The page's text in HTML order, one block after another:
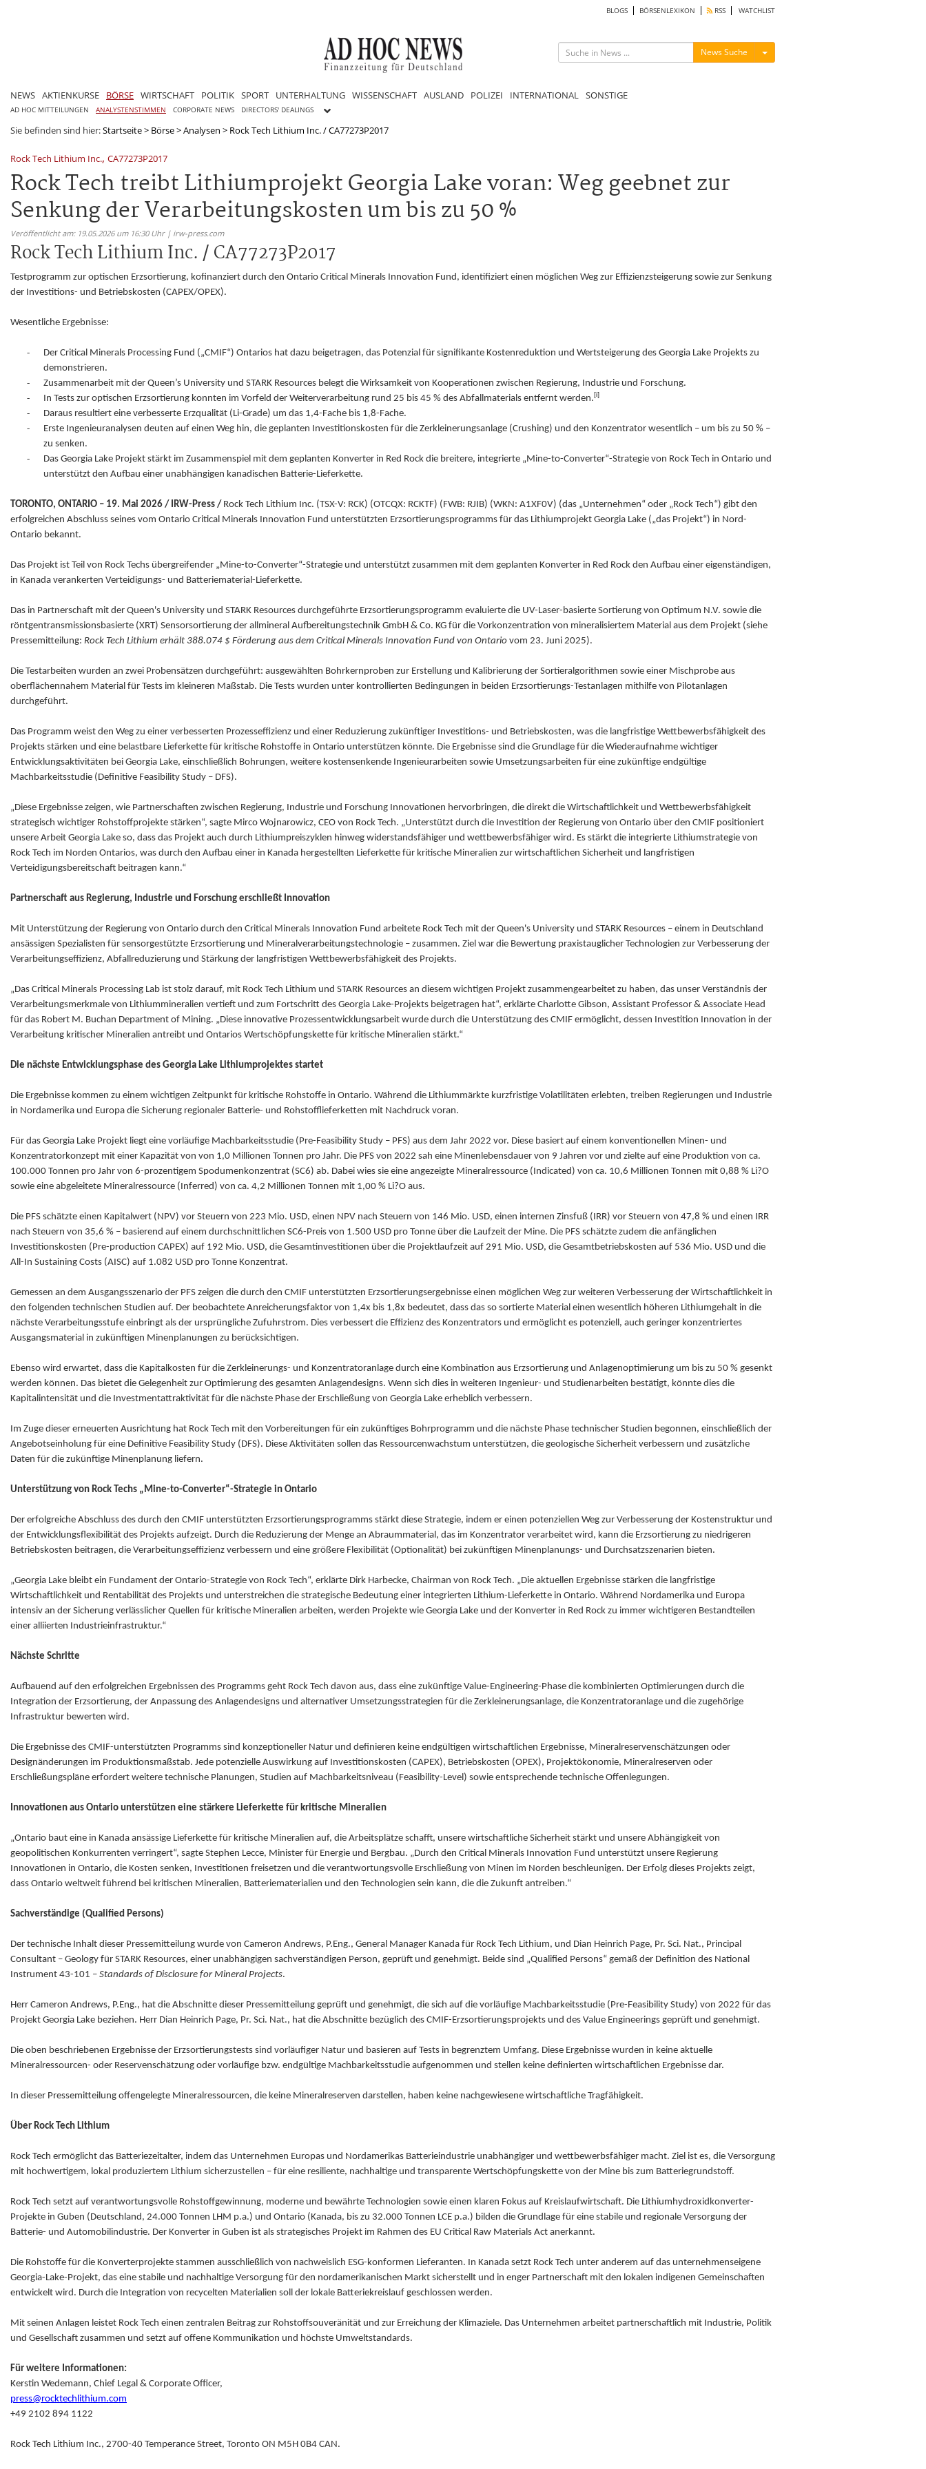
BLOGS BÖRSENLEXIKON RSS WATCHLIST
News Suche Menü ein-/ausblenden
NEWS AKTIENKURSE BÖRSE WIRTSCHAFT POLITIK SPORT UNTERHALTUNG WISSENSCHAFT AUSLAND POLIZEI INTERNATIONAL SONSTIGE
AD HOC MITTEILUNGEN ANALYSTENSTIMMEN CORPORATE NEWS DIRECTORS' DEALINGS
Sie befinden sind hier:Startseite> Börse>Analysen > Rock Tech Lithium Inc. / CA77273P2017
Rock Tech Lithium Inc., CA77273P2017
Rock Tech treibt Lithiumprojekt Georgia Lake voran: Weg geebnet zur
Senkung der Verarbeitungskosten um bis zu 50 %
Veröffentlicht am: 19.05.2026 um 16:30 Uhr | irw-press.com
Rock Tech Lithium Inc. / CA77273P2017
Testprogramm zur optischen Erzsortierung, kofinanziert durch den Ontario Critical Minerals Innovation Fund, identifiziert einen möglichen Weg zur Effizienzsteigerung sowie zur Senkung
der Investitions- und Betriebskosten (CAPEX/OPEX).
Wesentliche Ergebnisse:
-
Der Critical Minerals Processing Fund („CMIF“) Ontarios hat dazu beigetragen, das Potenzial für signifikante Kostenreduktion und Wertsteigerung des Georgia Lake Projekts zu
demonstrieren.
-
Zusammenarbeit mit der Queen’s University und STARK Resources belegt die Wirksamkeit von Kooperationen zwischen Regierung, Industrie und Forschung.
-
In Tests zur optischen Erzsortierung konnten im Vorfeld der Weiterverarbeitung rund 25 bis 45 % des Abfallmaterials entfernt werden. [i]
-
Daraus resultiert eine verbesserte Erzqualität (Li-Grade) um das 1,4-Fache bis 1,8-Fache.
-
Erste Ingenieuranalysen deuten auf einen Weg hin, die geplanten Investitionskosten für die Zerkleinerungsanlage (Crushing) und den Konzentrator wesentlich – um bis zu 50 % –
zu senken.
-
Das Georgia Lake Projekt stärkt im Zusammenspiel mit dem geplanten Konverter in Red Rock die breitere, integrierte „Mine-to-Converter“-Strategie von Rock Tech in Ontario und
unterstützt den Aufbau einer unabhängigen kanadischen Batterie-Lieferkette.
TORONTO, ONTARIO – 19. Mai 2026 / IRW-Press / Rock Tech Lithium Inc. (TSX-V: RCK) (OTCQX: RCKTF) (FWB: RJIB) (WKN: A1XF0V) (das „Unternehmen“ oder „Rock Tech“) gibt den
erfolgreichen Abschluss seines vom Ontario Critical Minerals Innovation Fund unterstützten Erzsortierungsprogramms für das Lithiumprojekt Georgia Lake („das Projekt“) in Nord-
Ontario bekannt.
Das Projekt ist Teil von Rock Techs übergreifender „Mine-to-Converter“-Strategie und unterstützt zusammen mit dem geplanten Konverter in Red Rock den Aufbau einer eigenständigen,
in Kanada verankerten Verteidigungs- und Batteriematerial-Lieferkette.
Das in Partnerschaft mit der Queen's University und STARK Resources durchgeführte Erzsortierungsprogramm evaluierte die UV-Laser-basierte Sortierung von Optimum N.V. sowie die
röntgentransmissionsbasierte (XRT) Sensorsortierung der allmineral Aufbereitungstechnik GmbH & Co. KG für die Vorkonzentration von mineralisiertem Material aus dem Projekt (siehe
Pressemitteilung: Rock Tech Lithium erhält 388.074 $ Förderung aus dem Critical Minerals Innovation Fund von Ontario vom 23. Juni 2025).
Die Testarbeiten wurden an zwei Probensätzen durchgeführt: ausgewählten Bohrkernproben zur Erstellung und Kalibrierung der Sortieralgorithmen sowie einer Mischprobe aus
oberflächennahem Material für Tests im kleineren Maßstab. Die Tests wurden unter kontrollierten Bedingungen in beiden Erzsortierungs-Testanlagen mithilfe von Pilotanlagen
durchgeführt.
Das Programm weist den Weg zu einer verbesserten Prozesseffizienz und einer Reduzierung zukünftiger Investitions- und Betriebskosten, was die langfristige Wettbewerbsfähigkeit des
Projekts stärken und eine belastbare Lieferkette für kritische Rohstoffe in Ontario unterstützen könnte. Die Ergebnisse sind die Grundlage für die Wiederaufnahme wichtiger
Entwicklungsaktivitäten bei Georgia Lake, einschließlich Bohrungen, weitere kostensenkende Ingenieurarbeiten sowie Umsetzungsarbeiten für eine zukünftige endgültige
Machbarkeitsstudie (Definitive Feasibility Study – DFS).
„Diese Ergebnisse zeigen, wie Partnerschaften zwischen Regierung, Industrie und Forschung Innovationen hervorbringen, die direkt die Wirtschaftlichkeit und Wettbewerbsfähigkeit
strategisch wichtiger Rohstoffprojekte stärken“, sagte Mirco Wojnarowicz, CEO von Rock Tech. „Unterstützt durch die Investition der Regierung von Ontario über den CMIF positioniert
unsere Arbeit Georgia Lake so, dass das Projekt auch durch Lithiumpreiszyklen hinweg widerstandsfähiger und wettbewerbsfähiger wird. Es stärkt die integrierte Lithiumstrategie von
Rock Tech im Norden Ontarios, was durch den Aufbau einer in Kanada hergestellten Lieferkette für kritische Mineralien zur wirtschaftlichen Sicherheit und langfristigen
Verteidigungsbereitschaft beitragen kann.“
Partnerschaft aus Regierung, Industrie und Forschung erschließt Innovation
Mit Unterstützung der Regierung von Ontario durch den Critical Minerals Innovation Fund arbeitete Rock Tech mit der Queen's University und STARK Resources – einem in Deutschland
ansässigen Spezialisten für sensorgestützte Erzsortierung und Mineralverarbeitungstechnologie – zusammen. Ziel war die Bewertung praxistauglicher Technologien zur Verbesserung der
Verarbeitungseffizienz, Abfallreduzierung und Stärkung der langfristigen Wettbewerbsfähigkeit des Projekts.
„Das Critical Minerals Processing Lab ist stolz darauf, mit Rock Tech Lithium und STARK Resources an diesem wichtigen Projekt zusammengearbeitet zu haben, das unser Verständnis der
Verarbeitungsmerkmale von Lithiummineralien vertieft und zum Fortschritt des Georgia Lake-Projekts beigetragen hat“, erklärte Charlotte Gibson, Assistant Professor & Associate Head
für das Robert M. Buchan Department of Mining. „Diese innovative Prozessentwicklungsarbeit wurde durch die Unterstützung des CMIF ermöglicht, dessen Investition Innovation in der
Verarbeitung kritischer Mineralien antreibt und Ontarios Wertschöpfungskette für kritische Mineralien stärkt.“
Die nächste Entwicklungsphase des Georgia Lake Lithiumprojektes startet
Die Ergebnisse kommen zu einem wichtigen Zeitpunkt für kritische Rohstoffe in Ontario. Während die Lithiummärkte kurzfristige Volatilitäten erlebten, treiben Regierungen und Industrie
in Nordamerika und Europa die Sicherung regionaler Batterie- und Rohstofflieferketten mit Nachdruck voran.
Für das Georgia Lake Projekt liegt eine vorläufige Machbarkeitsstudie (Pre-Feasibility Study – PFS) aus dem Jahr 2022 vor. Diese basiert auf einem konventionellen Minen- und
Konzentratorkonzept mit einer Kapazität von von 1,0 Millionen Tonnen pro Jahr. Die PFS von 2022 sah eine Minenlebensdauer von 9 Jahren vor und zielte auf eine Produktion von ca.
100.000 Tonnen pro Jahr von 6-prozentigem Spodumenkonzentrat (SC6) ab. Dabei wies sie eine angezeigte Mineralressource (Indicated) von ca. 10,6 Millionen Tonnen mit 0,88 % Li?O
sowie eine abgeleitete Mineralressource (Inferred) von ca. 4,2 Millionen Tonnen mit 1,00 % Li?O aus.
Die PFS schätzte einen Kapitalwert (NPV) vor Steuern von 223 Mio. USD, einen NPV nach Steuern von 146 Mio. USD, einen internen Zinsfuß (IRR) vor Steuern von 47,8 % und einen IRR
nach Steuern von 35,6 % – basierend auf einem durchschnittlichen SC6-Preis von 1.500 USD pro Tonne über die Laufzeit der Mine. Die PFS schätzte zudem die anfänglichen
Investitionskosten (Pre-production CAPEX) auf 192 Mio. USD, die Gesamtinvestitionen über die Projektlaufzeit auf 291 Mio. USD, die Gesamtbetriebskosten auf 536 Mio. USD und die
All-In Sustaining Costs (AISC) auf 1.082 USD pro Tonne Konzentrat.
Gemessen an dem Ausgangsszenario der PFS zeigen die durch den CMIF unterstützten Erzsortierungsergebnisse einen möglichen Weg zur weiteren Verbesserung der Wirtschaftlichkeit in
den folgenden technischen Studien auf. Der beobachtete Anreicherungsfaktor von 1,4x bis 1,8x bedeutet, dass das so sortierte Material einen wesentlich höheren Lithiumgehalt in die
nächste Verarbeitungsstufe einbringt als der ursprüngliche Zufuhrstrom. Dies verbessert die Effizienz des Konzentrators und ermöglicht es potenziell, auch geringer konzentriertes
Ausgangsmaterial in zukünftigen Minenplanungen zu berücksichtigen.
Ebenso wird erwartet, dass die Kapitalkosten für die Zerkleinerungs- und Konzentratoranlage durch eine Kombination aus Erzsortierung und Anlagenoptimierung um bis zu 50 % gesenkt
werden können. Das bietet die Gelegenheit zur Optimierung des gesamten Anlagendesigns. Wenn sich dies in weiteren Ingenieur- und Studienarbeiten bestätigt, könnte dies die
Kapitalintensität und die Investmentattraktivität für die nächste Phase der Erschließung von Georgia Lake erheblich verbessern.
Im Zuge dieser erneuerten Ausrichtung hat Rock Tech mit den Vorbereitungen für ein zukünftiges Bohrprogramm und die nächste Phase technischer Studien begonnen, einschließlich der
Angebotseinholung für eine Definitive Feasibility Study (DFS). Diese Aktivitäten sollen das Ressourcenwachstum unterstützen, die geologische Sicherheit verbessern und zusätzliche
Daten für die zukünftige Minenplanung liefern.
Unterstützung von Rock Techs „Mine-to-Converter“-Strategie in Ontario
Der erfolgreiche Abschluss des durch den CMIF unterstützten Erzsortierungsprogramms stärkt diese Strategie, indem er einen potenziellen Weg zur Verbesserung der Kostenstruktur und
der Entwicklungsflexibilität des Projekts aufzeigt. Durch die Reduzierung der Menge an Abraummaterial, das im Konzentrator verarbeitet wird, kann die Erzsortierung zu niedrigeren
Betriebskosten beitragen, die Verarbeitungseffizienz verbessern und eine größere Flexibilität (Optionalität) bei zukünftigen Minenplanungs- und Durchsatzszenarien bieten.
„Georgia Lake bleibt ein Fundament der Ontario-Strategie von Rock Tech“, erklärte Dirk Harbecke, Chairman von Rock Tech. „Die aktuellen Ergebnisse stärken die langfristige
Wirtschaftlichkeit und Rentabilität des Projekts und unterstreichen die strategische Bedeutung einer integrierten Lithium-Lieferkette in Ontario. Während Nordamerika und Europa
intensiv an der Sicherung verlässlicher Quellen für kritische Mineralien arbeiten, werden Projekte wie Georgia Lake und der Konverter in Red Rock zu immer wichtigeren Bestandteilen
einer alliierten Industrieinfrastruktur.“
Nächste Schritte
Aufbauend auf den erfolgreichen Ergebnissen des Programms geht Rock Tech davon aus, dass eine zukünftige Value-Engineering-Phase die kombinierten Optimierungen durch die
Integration der Erzsortierung, der Anpassung des Anlagendesigns und alternativer Umsetzungsstrategien für die Zerkleinerungsanlage, die Konzentratoranlage und die zugehörige
Infrastruktur bewerten wird.
Die Ergebnisse des CMIF-unterstützten Programms sind konzeptioneller Natur und definieren keine endgültigen wirtschaftlichen Ergebnisse, Mineralreservenschätzungen oder
Designänderungen im Produktionsmaßstab. Jede potenzielle Auswirkung auf Investitionskosten (CAPEX), Betriebskosten (OPEX), Projektökonomie, Mineralreserven oder
Erschließungspläne erfordert weitere technische Planungen, Studien auf Machbarkeitsniveau (Feasibility-Level) sowie entsprechende technische Offenlegungen.
Innovationen aus Ontario unterstützen eine stärkere Lieferkette für kritische Mineralien
„Ontario baut eine in Kanada ansässige Lieferkette für kritische Mineralien auf, die Arbeitsplätze schafft, unsere wirtschaftliche Sicherheit stärkt und unsere Abhängigkeit von
geopolitischen Konkurrenten verringert“, sagte Stephen Lecce, Minister für Energie und Bergbau. „Durch den Critical Minerals Innovation Fund unterstützt unsere Regierung
Innovationen in Ontario, die Kosten senken, Investitionen freisetzen und die verantwortungsvolle Erschließung von Minen im Norden beschleunigen. Der Erfolg dieses Projekts zeigt,
dass Ontario weltweit führend bei kritischen Mineralien, Batteriematerialien und den Technologien sein kann, die die Zukunft antreiben.“
Sachverständige (Qualified Persons)
Der technische Inhalt dieser Pressemitteilung wurde von Cameron Andrews, P.Eng., General Manager Kanada für Rock Tech Lithium, und Dian Heinrich Page, Pr. Sci. Nat., Principal
Consultant – Geology für STARK Resources, einer unabhängigen sachverständigen Person, geprüft und genehmigt. Beide sind „Qualified Persons“ gemäß der Definition des National
Instrument 43-101 – Standards of Disclosure for Mineral Projects.
Herr Cameron Andrews, P.Eng., hat die Abschnitte dieser Pressemitteilung geprüft und genehmigt, die sich auf die vorläufige Machbarkeitsstudie (Pre-Feasibility Study) von 2022 für das
Projekt Georgia Lake beziehen. Herr Dian Heinrich Page, Pr. Sci. Nat., hat die Abschnitte bezüglich des CMIF-Erzsortierungsprojekts und des Value Engineerings geprüft und genehmigt.
Die oben beschriebenen Ergebnisse der Erzsortierungstests sind vorläufiger Natur und basieren auf Tests in begrenztem Umfang. Diese Ergebnisse wurden in keine aktuelle
Mineralressourcen- oder Reservenschätzung oder vorläufige bzw. endgültige Machbarkeitsstudie aufgenommen und stellen keine definierten wirtschaftlichen Ergebnisse dar.
In dieser Pressemitteilung offengelegte Mineralressourcen, die keine Mineralreserven darstellen, haben keine nachgewiesene wirtschaftliche Tragfähigkeit.
Über Rock Tech Lithium
Rock Tech ermöglicht das Batteriezeitalter, indem das Unternehmen Europas und Nordamerikas Batterieindustrie unabhängiger und wettbewerbsfähiger macht. Ziel ist es, die Versorgung
mit hochwertigem, lokal produziertem Lithium sicherzustellen – für eine resiliente, nachhaltige und transparente Wertschöpfungskette von der Mine bis zum Batteriegrundstoff.
Rock Tech setzt auf verantwortungsvolle Rohstoffgewinnung, moderne und bewährte Technologien sowie einen klaren Fokus auf Kreislaufwirtschaft. Die Lithiumhydroxidkonverter-
Projekte in Guben (Deutschland, 24.000 Tonnen LHM p.a.) und Ontario (Kanada, bis zu 32.000 Tonnen LCE p.a.) bilden die Grundlage für eine stabile und regionale Versorgung der
Batterie- und Automobilindustrie. Der Konverter in Guben ist als strategisches Projekt im Rahmen des EU Critical Raw Materials Act anerkannt.
Die Rohstoffe für die Konverterprojekte stammen ausschließlich von nachweislich ESG-konformen Lieferanten. In Kanada setzt Rock Tech unter anderem auf das unternehmenseigene
Georgia-Lake-Projekt, das eine stabile und nachhaltige Versorgung für den nordamerikanischen Markt sicherstellt und in enger Partnerschaft mit den lokalen indigenen Gemeinschaften
entwickelt wird. Durch die Integration von recycelten Materialien soll der lokale Batteriekreislauf geschlossen werden.
Mit seinen Anlagen leistet Rock Tech einen zentralen Beitrag zur Rohstoffsouveränität und zur Erreichung der Klimaziele. Das Unternehmen arbeitet partnerschaftlich mit Industrie, Politik
und Gesellschaft zusammen und setzt auf offene Kommunikation und höchste Umweltstandards.
Für weitere Informationen:
Kerstin Wedemann, Chief Legal & Corporate Officer,
press@rocktechlithium.com
+49 2102 894 1122
Rock Tech Lithium Inc., 2700-40 Temperance Street, Toronto ON M5H 0B4 CAN.